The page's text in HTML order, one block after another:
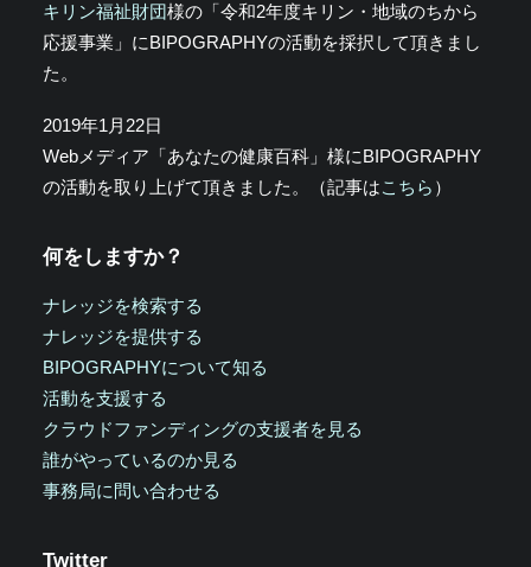
キリン福祉財団様の「令和2年度キリン・地域のちから
応援事業」にBIPOGRAPHYの活動を採択して頂きまし
た。
2019年1月22日
Webメディア「あなたの健康百科」様にBIPOGRAPHY
の活動を取り上げて頂きました。（記事はこちら ）
何をしますか？
ナレッジを検索する
ナレッジを提供する
BIPOGRAPHYについて知る
活動を支援する
クラウドファンディングの支援者を見る
誰がやっているのか見る
事務局に問い合わせる
Twitter